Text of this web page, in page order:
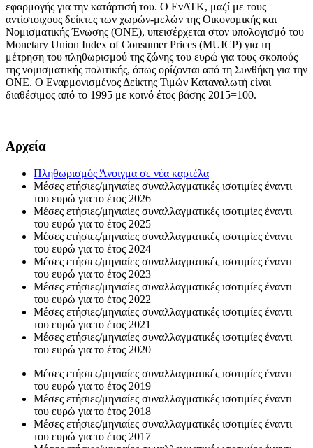
εφαρμογής για την κατάρτισή του. Ο ΕνΔΤΚ, μαζί με τους
αντίστοιχους δείκτες των χωρών-μελών της Οικονομικής και
Νομισματικής Ένωσης (ΟΝΕ), υπεισέρχεται στον υπολογισμό του
Monetary Union Index of Consumer Prices (MUICP) για τη
μέτρηση του πληθωρισμού της ζώνης του ευρώ για τους σκοπούς
της νομισματικής πολιτικής, όπως ορίζονται από τη Συνθήκη για την
ΟΝΕ. Ο Εναρμονισμένος Δείκτης Τιμών Καταναλωτή είναι
διαθέσιμος από το 1995 με κοινό έτος βάσης 2015=100.
Αρχεία
Πληθωρισμός Άνοιγμα σε νέα καρτέλα
Μέσες ετήσιες/μηνιαίες συναλλαγματικές ισοτιμίες έναντι
του ευρώ για το έτος 2026
Μέσες ετήσιες/μηνιαίες συναλλαγματικές ισοτιμίες έναντι
του ευρώ για το έτος 2025
Μέσες ετήσιες/μηνιαίες συναλλαγματικές ισοτιμίες έναντι
του ευρώ για το έτος 2024
Μέσες ετήσιες/μηνιαίες συναλλαγματικές ισοτιμίες έναντι
του ευρώ για το έτος 2023
Μέσες ετήσιες/μηνιαίες συναλλαγματικές ισοτιμίες έναντι
του ευρώ για το έτος 2022
Μέσες ετήσιες/μηνιαίες συναλλαγματικές ισοτιμίες έναντι
του ευρώ για το έτος 2021
Μέσες ετήσιες/μηνιαίες συναλλαγματικές ισοτιμίες έναντι
του ευρώ για το έτος 2020
Μέσες ετήσιες/μηνιαίες συναλλαγματικές ισοτιμίες έναντι
του ευρώ για το έτος 2019
Μέσες ετήσιες/μηνιαίες συναλλαγματικές ισοτιμίες έναντι
του ευρώ για το έτος 2018
Μέσες ετήσιες/μηνιαίες συναλλαγματικές ισοτιμίες έναντι
του ευρώ για το έτος 2017